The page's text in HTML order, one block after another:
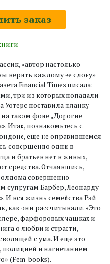
заказ
«автор настолько
верить каждому ее слову»
Financial Times писала:
три из которых попадали
Уотерс поставила планку
таком фоне „Дорогие
Итак, познакомьтесь с
еще не оправившемся
совершенно одни в
и братьев нет в живых,
средства. Отчаявшись,
совершенно
Барбер, Леонарду
И вся жизнь семейства Рэй
как они рассчитывали. «Это
фарфоровых чашках и
о любви и страсти,
с ума. И еще это
полицией и нагнетанием
(Fem_books).